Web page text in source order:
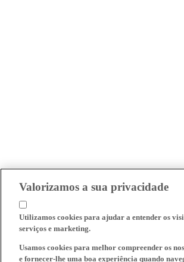
Valorizamos a sua privacidade
Utilizamos cookies para ajudar a entender os
serviços e marketing.
Usamos cookies para melhor compreender os
e fornecer-lhe uma boa experiência quando